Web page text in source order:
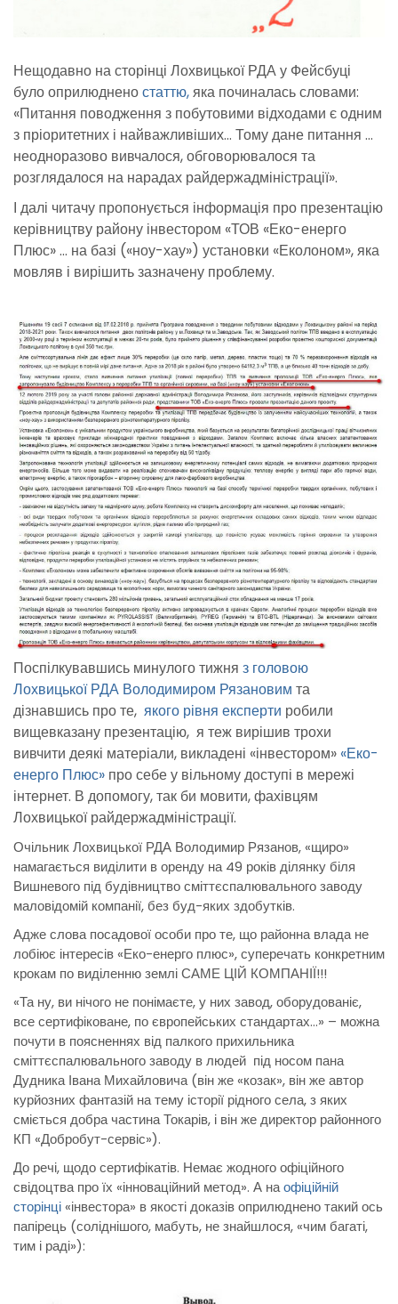
Нещодавно на сторінці Лохвицької РДА у Фейсбуці
було оприлюдненостаттю,яка починалась словами:
«Питання поводження з побутовими відходами є одним
з пріоритетних і найважливіших… Тому дане питання …
неодноразово вивчалося, обговорювалося та
розглядалося на нарадах райдержадміністрації».
І далі читачу пропонується інформація про презентацію
керівництву району інвестором «ТОВ «Еко-енерго
Плюс» … на базі («ноу-хау») установки «Еколоном», яка
мовляв і вирішить зазначену проблему.
Поспілкувавшись минулого тижня з головою
Лохвицької РДА Володимиром Рязановим та
дізнавшись про те, якого рівня експерти робили
вищевказану презентацію, я теж вирішив трохи
вивчити деякі матеріали, викладені «інвестором» «Еко-
енерго Плюс» про себе у вільному доступі в мережі
інтернет. В допомогу, так би мовити, фахівцям
Лохвицької райдержадміністрації.
Очільник Лохвицької РДА Володимир Рязанов, «щиро»
намагається виділити в оренду на 49 років ділянку біля
Вишневого під будівництво сміттєспалювального заводу
маловідомій компанії, без буд-яких здобутків.
Адже слова посадової особи про те, що районна влада не
лобіює інтересів «Еко-енерго плюс», суперечать конкретним
крокам по виділенню землі САМЕ ЦІЙ КОМПАНІЇ!!!
«Та ну, ви нічого не понімаєте, у них завод, оборудованіє,
все сертифіковане, по європейських стандартах…» – можна
почути в поясненнях від палкого прихильника
сміттєспалювального заводу в людей під носом пана
Дудника Івана Михайловича (він же «козак», він же автор
курйозних фантазій на тему історії рідного села, з яких
сміється добра частина Токарів, і він же директор районного
КП «Добробут-сервіс»).
До речі, щодо сертифікатів. Немає жодного офіційного
свідоцтва про їх «інноваційний метод». А наофіційній
сторінці«інвестора» в якості доказів оприлюднено такий ось
папірець (соліднішого, мабуть, не знайшлося, «чим багаті,
тим і раді»):